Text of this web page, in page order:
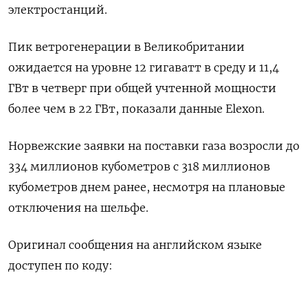
электростанций.
Пик ветрогенерации в Великобритании
ожидается на уровне 12 гигаватт в среду и 11,4
ГВт в четверг при общей учтенной мощности
более чем в 22 ГВт, показали данные Elexon.
Норвежские заявки на поставки газа возросли до
334 миллионов кубометров с 318 миллионов
кубометров днем ранее, несмотря на плановые
отключения на шельфе.
Оригинал сообщения на английском языке
доступен по коду: